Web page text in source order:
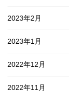
2023年2月
2023年1月
2022年12月
2022年11月